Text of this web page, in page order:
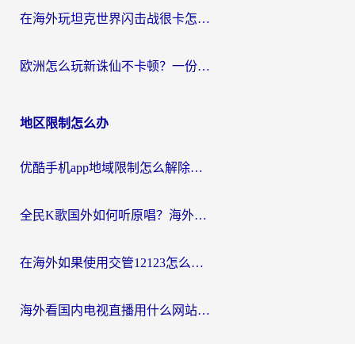
在海外玩坦克世界闪击战很卡怎么办？老玩家亲测有效的加速器选择指南
欧洲怎么玩新诛仙不卡顿？一份给海外游子的国服游戏畅玩指南
地区限制怎么办
优酷手机app地域限制怎么解除？海外党亲测有效的追剧方案
全民K歌国外如何听原唱？海外党亲测有效的回国加速器选择指南
在海外如果使用交管12123怎么处理？留学生亲测有效的回国加速方案
海外看国内电视直播用什么网站比较好？一篇解决你所有追剧难题的实用指南